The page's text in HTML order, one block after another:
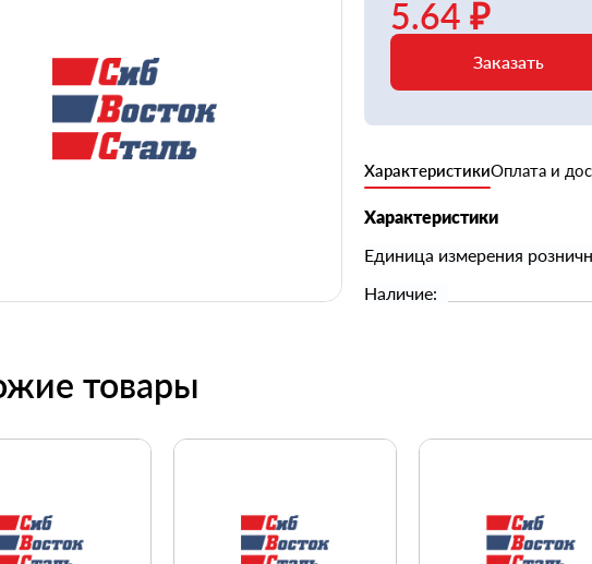
5.64 ₽
Заказать
ХарактеристикиОплата и
Характеристики
Единица измерения
Наличие:
товары